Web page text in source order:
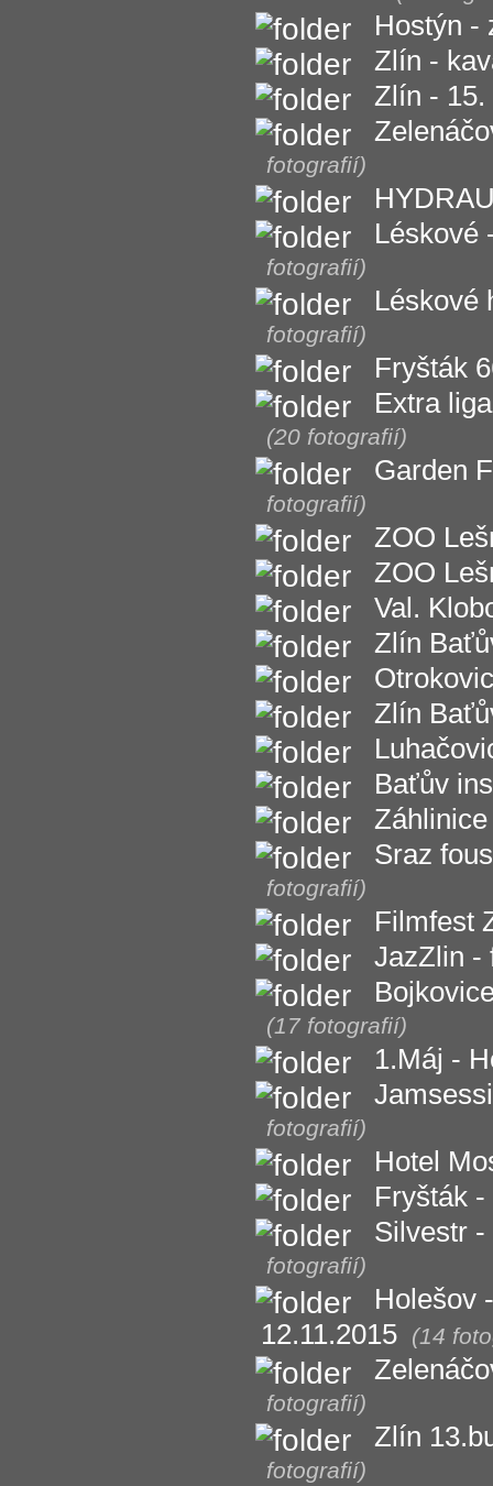
Hostýn -
Zlín -
Zlín - 15.
fotografií)
Léskové
fotografií)
Léskové
fotografií)
Fryšták
Extra
(20 fotografií)
Garden
fotografií)
ZOO
ZOO
Val.
Zlín
Zlín
Baťův
Sraz
fotografií)
Filmfest
JazZlin -
(17 fotografií)
1.Máj -
fotografií)
Hotel
Fryšták
Silvestr -
fotografií)
Holešov
12.11.2015
(14
fotografií)
Zlín
fotografií)